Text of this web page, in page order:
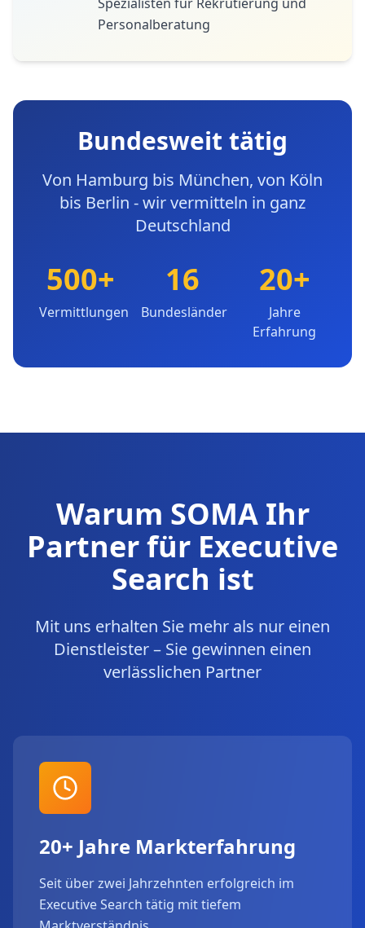
Personalberatung
Bundesweit tätig
Von Hamburg bis München, von Köln
bis Berlin - wir vermitteln in ganz
Deutschland
500+
Vermittlungen
16
Bundesländer
20+
Jahre
Erfahrung
Warum SOMA Ihr
Partner für Executive
Search ist
Mit uns erhalten Sie mehr als nur einen
Dienstleister – Sie gewinnen einen
verlässlichen Partner
20+ Jahre Markterfahrung
Seit über zwei Jahrzehnten erfolgreich im
Executive Search tätig mit tiefem